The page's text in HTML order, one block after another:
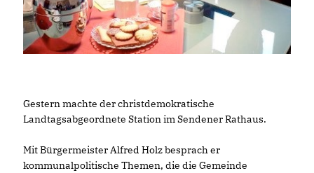
Gestern machte der christdemokratische
Landtagsabgeordnete Station im Sendener Rathaus.
Mit Bürgermeister Alfred Holz besprach er
kommunalpolitische Themen, die die Gemeinde